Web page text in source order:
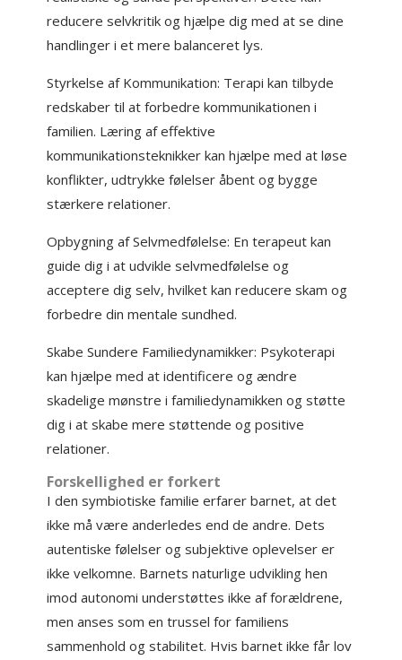
reducere selvkritik og hjælpe dig med at se dine
handlinger i et mere balanceret lys.
Styrkelse af Kommunikation: Terapi kan tilbyde
redskaber til at forbedre kommunikationen i
familien. Læring af effektive
kommunikationsteknikker kan hjælpe med at løse
konflikter, udtrykke følelser åbent og bygge
stærkere relationer.
Opbygning af Selvmedfølelse: En terapeut kan
guide dig i at udvikle selvmedfølelse og
acceptere dig selv, hvilket kan reducere skam og
forbedre din mentale sundhed.
Skabe Sundere Familiedynamikker: Psykoterapi
kan hjælpe med at identificere og ændre
skadelige mønstre i familiedynamikken og støtte
dig i at skabe mere støttende og positive
relationer.
Forskellighed er forkert
I den symbiotiske familie erfarer barnet, at det
ikke må være anderledes end de andre. Dets
autentiske følelser og subjektive oplevelser er
ikke velkomne. Barnets naturlige udvikling hen
imod autonomi understøttes ikke af forældrene,
men anses som en trussel for familiens
sammenhold og stabilitet. Hvis barnet ikke får lov